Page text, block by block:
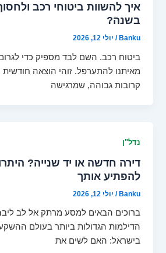
איך להשוות ביטוחי רכב
בשנה?
Banku
/ יולי 12, 2026
ביטוח רכב. השם לבד מספיק כדי
מאיתנו להתערפל. זוהי הוצאה
קרובות גבוהה, שמרגישה
נדל"ן
דירה חדשה או יד שנייה?
להפתיע אותך
Banku
/ יולי 12, 2026
ברוכים הבאים למסע מרתק אל לב
הדילמות הגדולות ביותר בעולם
בישראל: האם לשים את